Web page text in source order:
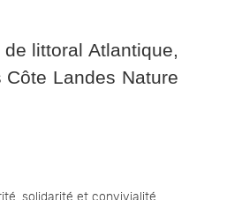
littoral Atlantique,
Landes Nature
solidarité et convivialité,